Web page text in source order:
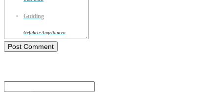
Guiding
Geführte Angeltouren